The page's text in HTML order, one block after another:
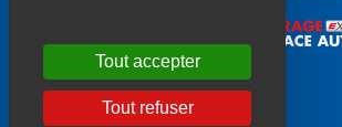
Tout accepter
Tout refuser